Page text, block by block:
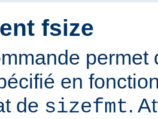
fsize
permet
en
de sizefmt.